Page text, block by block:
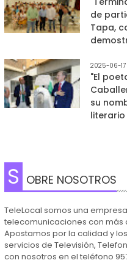
de
Tapa,
2025-06-17
"El
su
literario
S OBRE NOSOTROS
TeleLocal somos una
telecomunicaciones con más
Apostamos por la calidad y
servicios de Televisión,
con nosotros en el teléfono